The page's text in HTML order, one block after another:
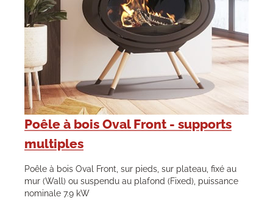
Poêle à bois Oval Front - supports
multiples
Poêle à bois Oval Front, sur pieds, sur plateau, fixé au
mur (Wall) ou suspendu au plafond (Fixed), puissance
nominale 7.9 kW